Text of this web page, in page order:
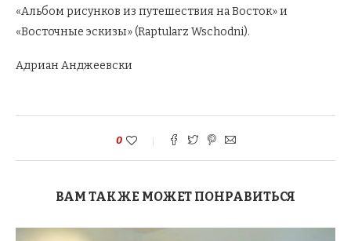
«Альбом рисунков из путешествия на Восток» и
«Восточные эскизы» (Raptularz Wschodni).
Адриан Анджеевски
0
ВАМ ТАКЖЕ МОЖЕТ ПОНРАВИТЬСЯ